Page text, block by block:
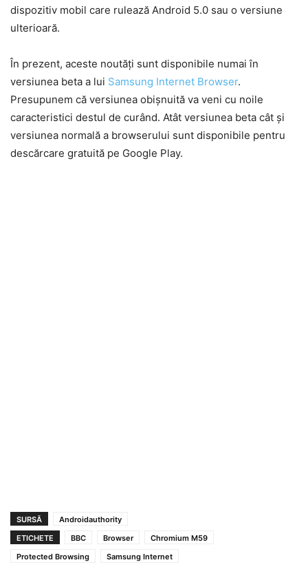
dispozitiv mobil care rulează Android 5.0 sau o versiune
ulterioară.
În prezent, aceste noutăți sunt disponibile numai în
versiunea beta a lui Samsung Internet Browser.
Presupunem că versiunea obișnuită va veni cu noile
caracteristici destul de curând. Atât versiunea beta cât și
versiunea normală a browserului sunt disponibile pentru
descărcare gratuită pe Google Play.
SURSĂ
Androidauthority
ETICHETE
BBC Browser
Chromium M59
Protected Browsing
Samsung Internet